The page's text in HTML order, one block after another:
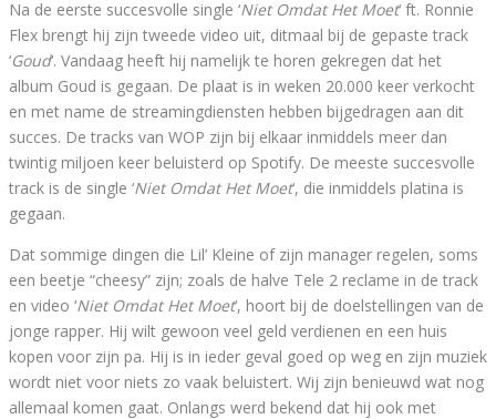
Na de eerste succesvolle single ‘Niet Omdat Het Moet‘ ft. Ronnie
Flex brengt hij zijn tweede video uit, ditmaal bij de gepaste track
‘Goud‘. Vandaag heeft hij namelijk te horen gekregen dat het
album Goud is gegaan. De plaat is in weken 20.000 keer verkocht
en met name de streamingdiensten hebben bijgedragen aan dit
succes. De tracks van WOP zijn bij elkaar inmiddels meer dan
twintig miljoen keer beluisterd op Spotify. De meeste succesvolle
track is de single ‘Niet Omdat Het Moet‘, die inmiddels platina is
gegaan.
Dat sommige dingen die Lil’ Kleine of zijn manager regelen, soms
een beetje “cheesy” zijn; zoals de halve Tele 2 reclame in de track
en video ‘Niet Omdat Het Moet‘, hoort bij de doelstellingen van de
jonge rapper. Hij wilt gewoon veel geld verdienen en een huis
kopen voor zijn pa. Hij is in ieder geval goed op weg en zijn muziek
wordt niet voor niets zo vaak beluistert. Wij zijn benieuwd wat nog
allemaal komen gaat. Onlangs werd bekend dat hij ook met